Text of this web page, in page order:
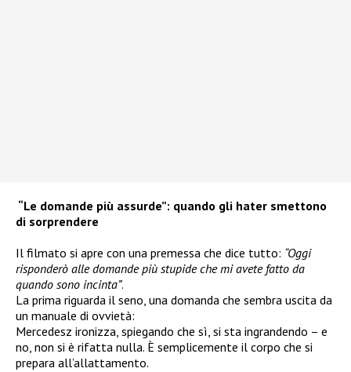
“Le domande più assurde”: quando gli hater smettono
di sorprendere
Il filmato si apre con una premessa che dice tutto: “Oggi
risponderò alle domande più stupide che mi avete fatto da
quando sono incinta”.
La prima riguarda il seno, una domanda che sembra uscita da
un manuale di ovvietà:
Mercedesz ironizza, spiegando che sì, si sta ingrandendo – e
no, non si è rifatta nulla. È semplicemente il corpo che si
prepara all’allattamento.